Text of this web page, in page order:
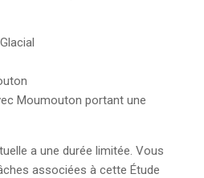
Moumouton portant une
a une durée limitée. Vous
associées à cette Étude